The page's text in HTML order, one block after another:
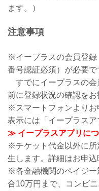
ます。）
注意事項
※イープラスの会員登録
番号認証必須）が必要で
すでにイープラスの会
前に登録状況の確認をお
※スマートフォンよりお
表示には「イープラスア
≫ イープラスアプリにつ
※チケット代金以外に所
生します。詳細はお申込
※各金融機関のペイジー
合10万円まで、コンビ